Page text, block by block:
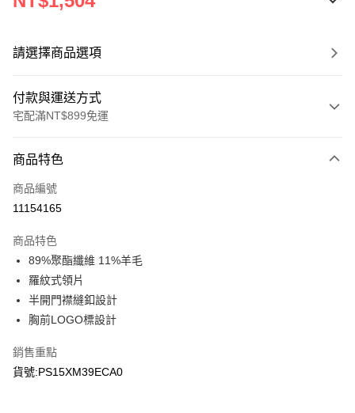
請選擇商品選項
付款與運送方式
宅配滿NT$899免運
信用卡一次付款
LINE Pay
悠遊付
Google Pay
運送方式
宅配
每筆NT$90，滿NT$899(含以上)免運費
商品特色
商品編號
11154165
商品特色
89%聚酯纖維 11%羊毛
羅紋式領片
半開門襟縫釦設計
胸前LOGO標設計
銷售重點
貨號:PS15XM39ECA0